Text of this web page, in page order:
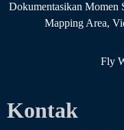
Dokumentasikan Momen
Mapping Area,
Fly
Kontak